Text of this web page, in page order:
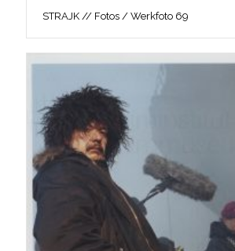
STRAJK // Fotos / Werkfoto 69